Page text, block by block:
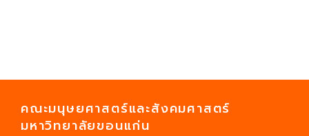
คณะมนุษยศาสตร์และสังคมศาสตร์
มหาวิทยาลัยขอนแก่น